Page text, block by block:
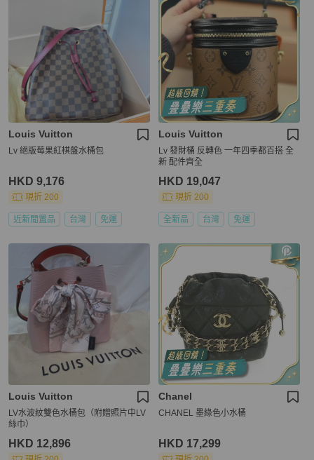
Louis Vuitton
Lv 絕版莓果紅棋盤水桶包
HKD 9,176
現折 200
近新閒置品 台灣 免運
Louis Vuitton
Lv 發財桶 反轉色 一年四季都百搭 全
新 配件齊全
HKD 19,047
現折 200
全新品 台灣 免運
Louis Vuitton
LV水波紋雙色水桶包（附贈照片中LV
絲巾）
HKD 12,896
Chanel
CHANEL 墨綠色小水桶
HKD 17,299